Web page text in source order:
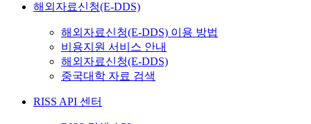
해외자료신청(E-DDS)
해외자료신청(E-DDS) 이용 방법
비용지원 서비스 안내
해외자료신청(E-DDS)
중국대학 자료 검색
RISS API 센터